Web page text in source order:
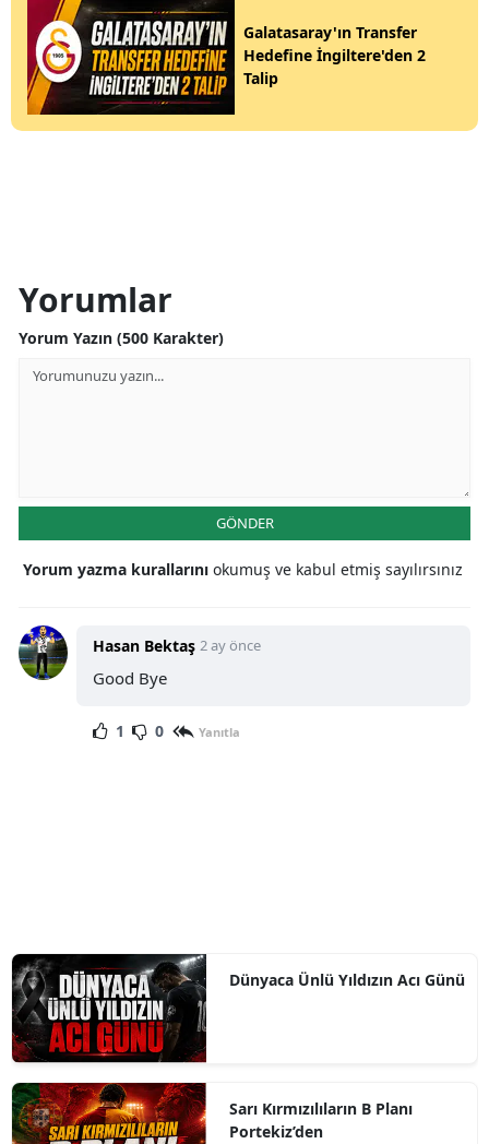
Galatasaray'ın Transfer
Hedefine İngiltere'den 2
Talip
Yorumlar
Yorum Yazın (500 Karakter)
GÖNDER
Yorum yazma kurallarını okumuş ve kabul etmiş sayılırsınız
Hasan Bektaş 2 ay önce
Good Bye
1 0 Yanıtla
Dünyaca Ünlü Yıldızın Acı Günü
Sarı Kırmızılıların B Planı
Portekiz’den